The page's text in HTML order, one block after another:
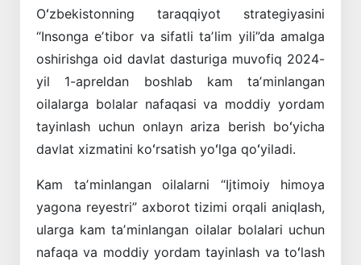
Oʻzbekistonning taraqqiyot strategiyasini
“Insonga eʼtibor va sifatli taʼlim yili”da amalga
oshirishga oid davlat dasturiga muvofiq 2024-
yil 1-apreldan boshlab kam taʼminlangan
oilalarga bolalar nafaqasi va moddiy yordam
tayinlash uchun onlayn ariza berish boʻyicha
davlat xizmatini koʻrsatish yoʻlga qoʻyiladi.
Kam taʼminlangan oilalarni “Ijtimoiy himoya
yagona reyestri” axborot tizimi orqali aniqlash,
ularga kam taʼminlangan oilalar bolalari uchun
nafaqa va moddiy yordam tayinlash va toʻlash